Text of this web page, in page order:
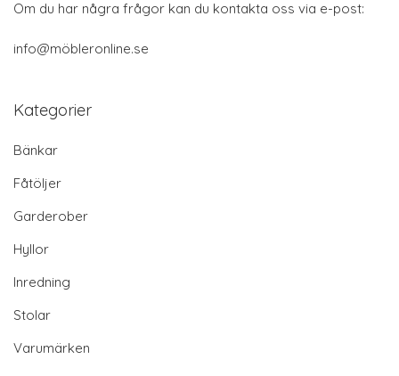
Om du har några frågor kan du kontakta oss via e-post:
info@möbleronline.se
Kategorier
Bänkar
Fåtöljer
Garderober
Hyllor
Inredning
Stolar
Varumärken